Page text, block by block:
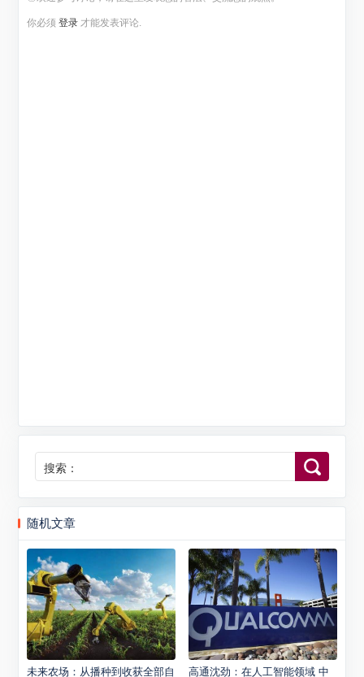
你必须登录 才能发表评论.
搜索：
随机文章
未来农场：从播种到收获全部自
高通沈劲：在人工智能领域 中